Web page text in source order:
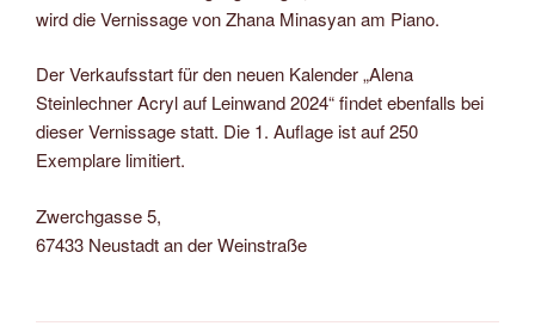
wird die Vernissage von Zhana Minasyan am Piano.
Der Verkaufsstart für den neuen Kalender „Alena
Steinlechner Acryl auf Leinwand 2024“ findet ebenfalls bei
dieser Vernissage statt. Die 1. Auflage ist auf 250
Exemplare limitiert.
Zwerchgasse 5,
67433 Neustadt an der Weinstraße